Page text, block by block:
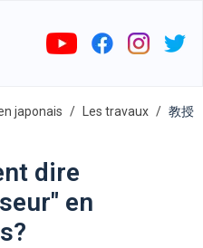
japonais Les travaux
教授
dire
en